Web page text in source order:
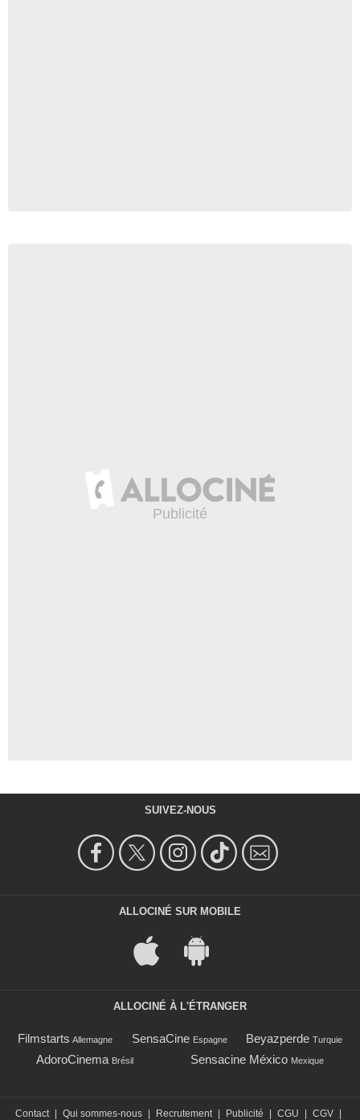
SUIVEZ-NOUS
ALLOCINÉ SUR MOBILE
ALLOCINÉ À L'ÉTRANGER
Filmstarts Allemagne SensaCine Espagne Beyazperde Turquie
AdoroCinema Brésil Sensacine México Mexique
Contact | Qui sommes-nous | Recrutement | Publicité | CGU | CGV |